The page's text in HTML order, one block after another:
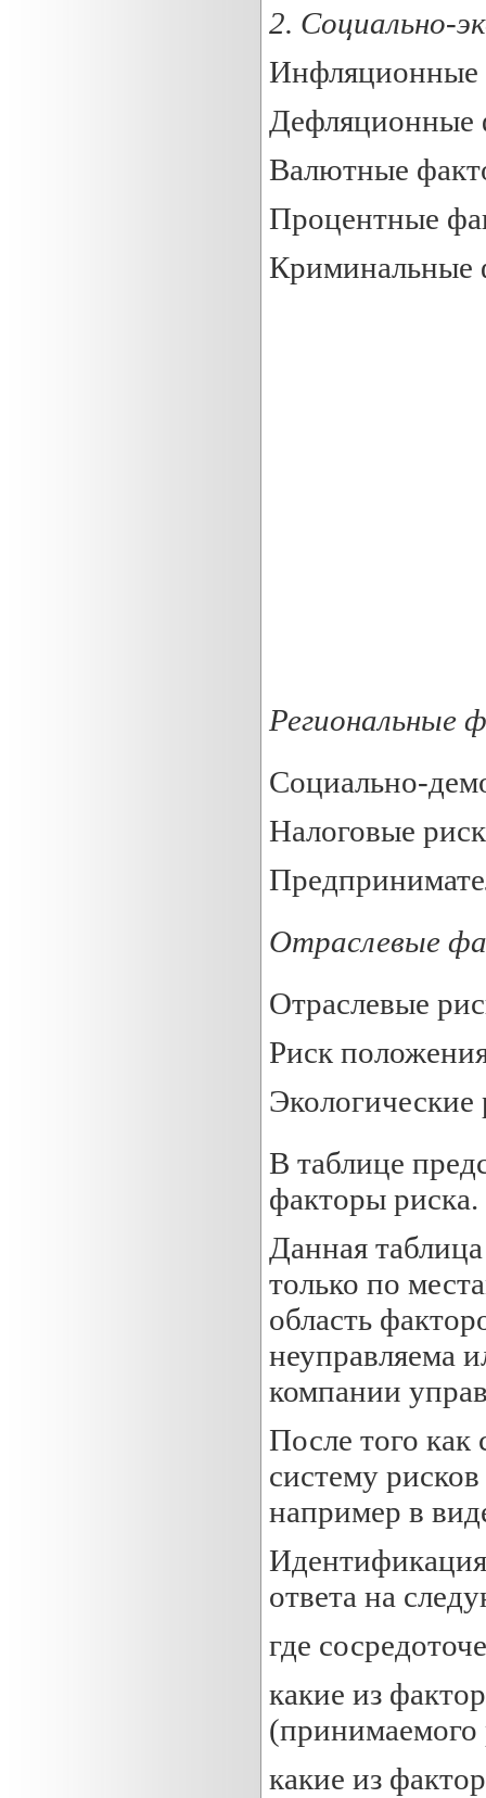
2. Социально-
Инфляционные
Дефляционные
Валютные
Процентные
Криминальные
Региональные
Социально-
Налоговые
Отраслевые
Отраслевые
Риск
Экологические
В таблице
факторы риска.
Данная
только по
область
неуправляема
компании
После того как
систему
например в
ответа на
где
какие из
какие из